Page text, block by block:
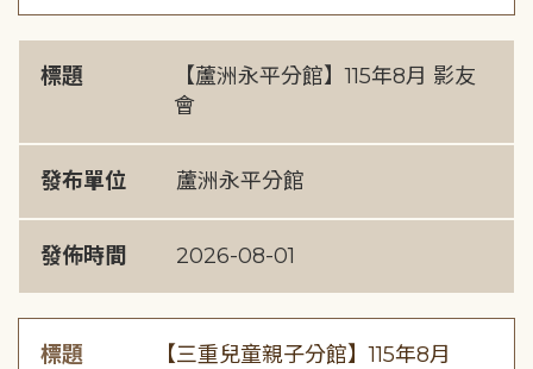
標題
【蘆洲永平分館】115年8月 影友
會
發布單位 蘆洲永平分館
發佈時間 2026-08-01
標題
【三重兒童親子分館】115年8月